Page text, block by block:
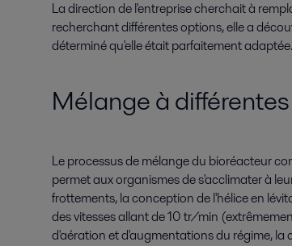
La direction de l'entreprise cherchait à
recherchant différentes options, elle a
déterminé qu'elle était parfaitement adaptée.
Mélange à
Le processus de mélange du bioréacteur
permet aux organismes de s'acclimater à
frottements, la conception de l'hélice en
des vitesses allant de 10 tr/min
d'aération et d'augmentations du régime,